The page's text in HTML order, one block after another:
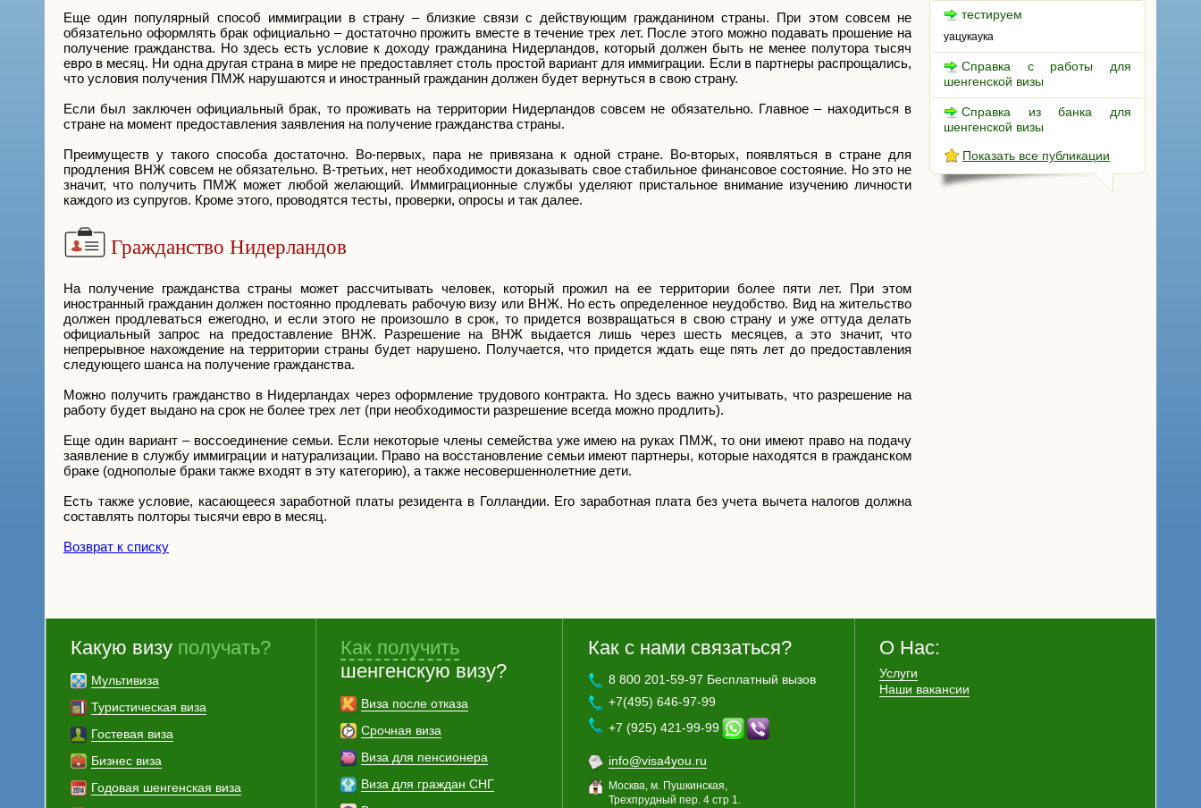
тестируем
уацукаука
Справка с работы для
шенгенской визы
Справка из банка для
шенгенской визы
Показать все публикации
Еще один популярный способ иммиграции в страну – близкие связи с действующим гражданином страны. При этом совсем не
обязательно оформлять брак официально – достаточно прожить вместе в течение трех лет. После этого можно подавать прошение на
получение гражданства. Но здесь есть условие к доходу гражданина Нидерландов, который должен быть не менее полутора тысяч
евро в месяц. Ни одна другая страна в мире не предоставляет столь простой вариант для иммиграции. Если в партнеры распрощались,
что условия получения ПМЖ нарушаются и иностранный гражданин должен будет вернуться в свою страну.
Если был заключен официальный брак, то проживать на территории Нидерландов совсем не обязательно. Главное – находиться в
стране на момент предоставления заявления на получение гражданства страны.
Преимуществ у такого способа достаточно. Во-первых, пара не привязана к одной стране. Во-вторых, появляться в стране для
продления ВНЖ совсем не обязательно. В-третьих, нет необходимости доказывать свое стабильное финансовое состояние. Но это не
значит, что получить ПМЖ может любой желающий. Иммиграционные службы уделяют пристальное внимание изучению личности
каждого из супругов. Кроме этого, проводятся тесты, проверки, опросы и так далее.
Гражданство Нидерландов
На получение гражданства страны может рассчитывать человек, который прожил на ее территории более пяти лет. При этом
иностранный гражданин должен постоянно продлевать рабочую визу или ВНЖ. Но есть определенное неудобство. Вид на жительство
должен продлеваться ежегодно, и если этого не произошло в срок, то придется возвращаться в свою страну и уже оттуда делать
официальный запрос на предоставление ВНЖ. Разрешение на ВНЖ выдается лишь через шесть месяцев, а это значит, что
непрерывное нахождение на территории страны будет нарушено. Получается, что придется ждать еще пять лет до предоставления
следующего шанса на получение гражданства.
Можно получить гражданство в Нидерландах через оформление трудового контракта. Но здесь важно учитывать, что разрешение на
работу будет выдано на срок не более трех лет (при необходимости разрешение всегда можно продлить).
Еще один вариант – воссоединение семьи. Если некоторые члены семейства уже имею на руках ПМЖ, то они имеют право на подачу
заявление в службу иммиграции и натурализации. Право на восстановление семьи имеют партнеры, которые находятся в гражданском
браке (однополые браки также входят в эту категорию), а также несовершеннолетние дети.
Есть также условие, касающееся заработной платы резидента в Голландии. Его заработная плата без учета вычета налогов должна
составлять полторы тысячи евро в месяц.
Возврат к списку
Какую визу получать?
Мультивиза
Туристическая виза
Гостевая виза
Бизнес виза
Годовая шенгенская виза
Как получить
шенгенскую визу?
Виза после отказа
Срочная виза
Виза для пенсионера
Виза для граждан СНГ
Как с нами связаться?
8 800 201-59-97 Бесплатный вызов
+7(495) 646-97-99
+7 (925) 421-99-99
info@visa4you.ru
Москва, м. Пушкинская,
Трехпрудный пер. 4 стр 1.
О Нас:
Услуги
Наши вакансии